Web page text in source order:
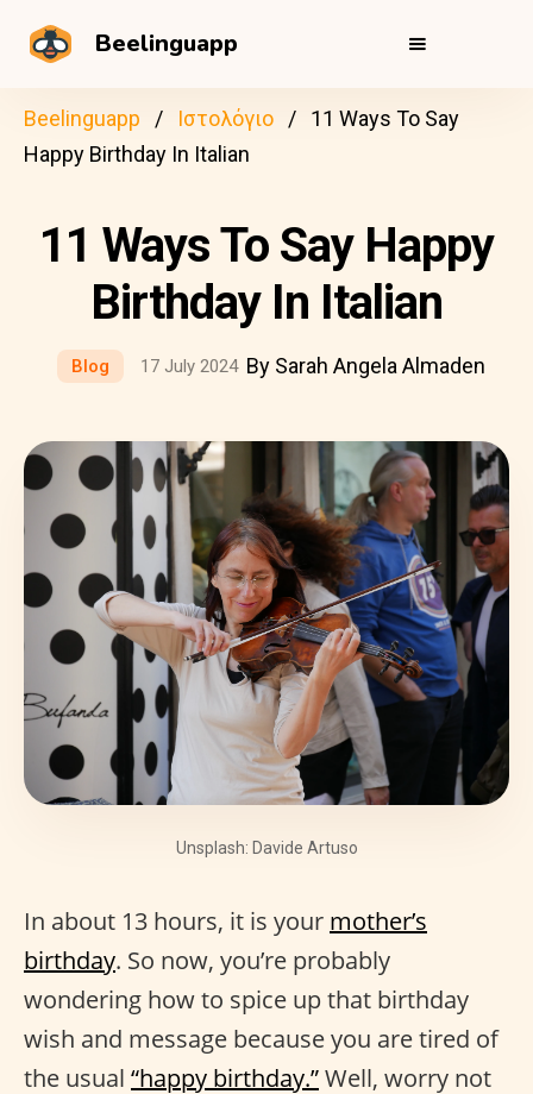
Beelinguapp
Beelinguapp Ιστολόγιο
11 Ways To Say
Happy Birthday In Italian
11 Ways To Say Happy
Birthday In Italian
Blog 17 July 2024 By Sarah Angela Almaden
Unsplash: Davide Artuso
In about 13 hours, it is your mother’s
birthday. So now, you’re probably
wondering how to spice up that birthday
wish and message because you are tired of
the usual “happy birthday.”Well, worry not